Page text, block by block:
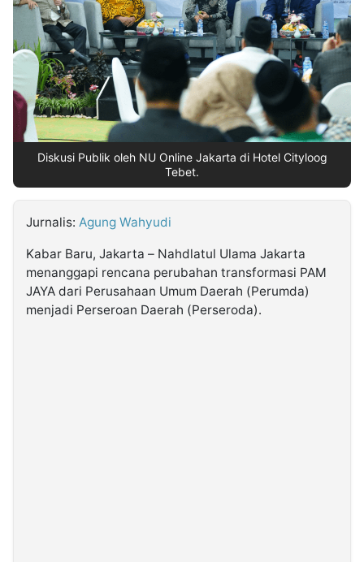
Insight
Suara
Time
Jogja
Jalan
Rakyat
Idealita
News
Notice
Dinamikapost.com
Radar
Seedbacklink
Follow
Kabarbaru
Kabarbaru.co
Diskusi Publik oleh NU Online Jakarta di Hotel Cityloog
Tebet.
Jurnalis: Agung Wahyudi
Kabar Baru, Jakarta – Nahdlatul Ulama Jakarta
menanggapi rencana perubahan transformasi PAM
JAYA dari Perusahaan Umum Daerah (Perumda)
menjadi Perseroan Daerah (Perseroda).